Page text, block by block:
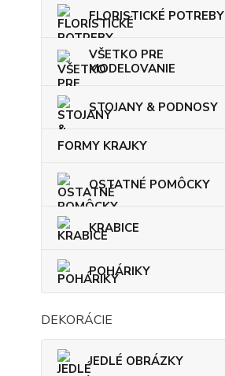
FLORISTICKÉ POTREBY
VŠETKO PRE
MODELOVANIE
STOJANY & PODNOSY
FORMY KRAJKY
OSTATNÉ POMÔCKY
KRABICE
POHÁRIKY
DEKORÁCIE
JEDLÉ OBRÁZKY